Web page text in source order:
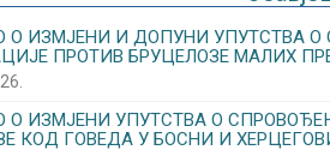
О ИЗМЈЕНИ И ДОПУНИ УПУТСТВА
ПРОТИВ БРУЦЕЛОЗЕ МАЛИХ
О ИЗМЈЕНИ УПУТСТВА О
КОД ГОВЕДА У БОСНИ И